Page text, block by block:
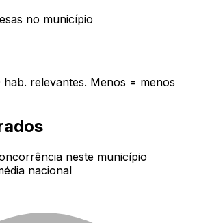
no município
hab. relevantes. Menos = menos
neste município
nacional